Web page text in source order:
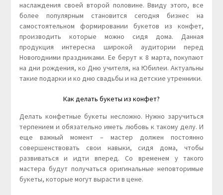
наслаждения своей второй половине. Ввиду этого, все
более популярным становится сегодня бизнес на
самостоятельном формировании букетов из конфет,
производить которые можно сидя дома. Данная
продукция интересна широкой аудитории перед
Новогодними праздниками. Ее берут к 8 марта, покупают
на дни рождения, ко Дню учителя, на Юбилеи. Актуальны
такие подарки и ко дню свадьбы и на детские утренники.
Как делать букеты из конфет?
Делать конфетные букеты несложно. Нужно заручиться
терпением и обязательно иметь любовь к такому делу. И
еще важный момент – мастер должен постоянно
совершенствовать свои навыки, сидя дома, чтобы
развиваться и идти вперед. Со временем у такого
мастера будут получаться оригинальные неповторимые
букеты, которые могут вырасти в цене.